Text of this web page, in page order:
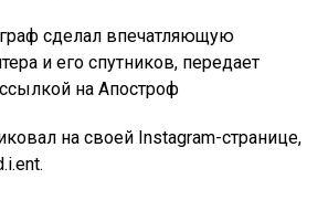
сделал впечатляющую
и его спутников, передает
на Апостроф
на своей Instagram-странице,